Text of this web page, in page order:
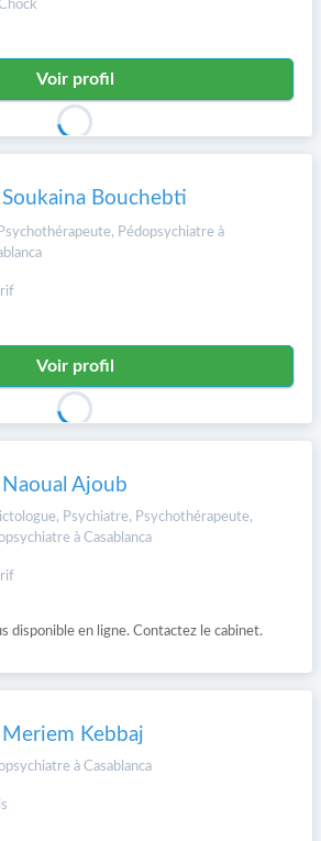
Voir profil
Soukaina Bouchebti
Pédopsychiatre à
Voir profil
Naoual Ajoub
Psychiatre, Psychothérapeute,
à Casablanca
disponible en ligne. Contactez le cabinet.
Meriem Kebbaj
à Casablanca